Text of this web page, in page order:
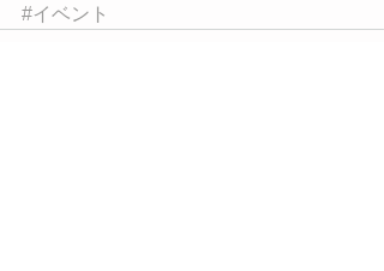
#イベント